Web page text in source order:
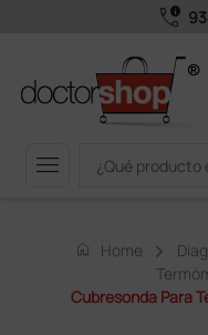
call_quality
menu
home Home
Cubresonda Para